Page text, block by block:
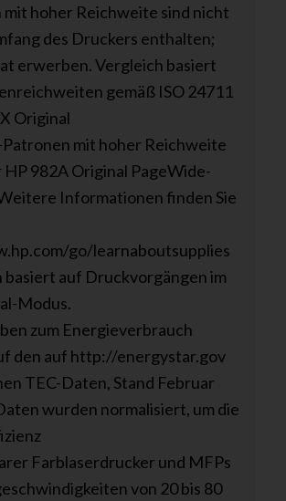
mit hoher Reichweite sind nicht
des Druckers enthalten;
erwerben. Vergleich basiert
gemäß ISO 24711
Original
mit hoher Reichweite
982A Original PageWide-
Informationen finden Sie
go/learnaboutsupplies
basiert auf Druckvorgängen im
Modus.
zum Energieverbrauch
den auf http://energystar.gov
TEC-Daten, Stand Februar
wurden normalisiert, um die
Farblaserdrucker und MFPs
von 20 bis 80